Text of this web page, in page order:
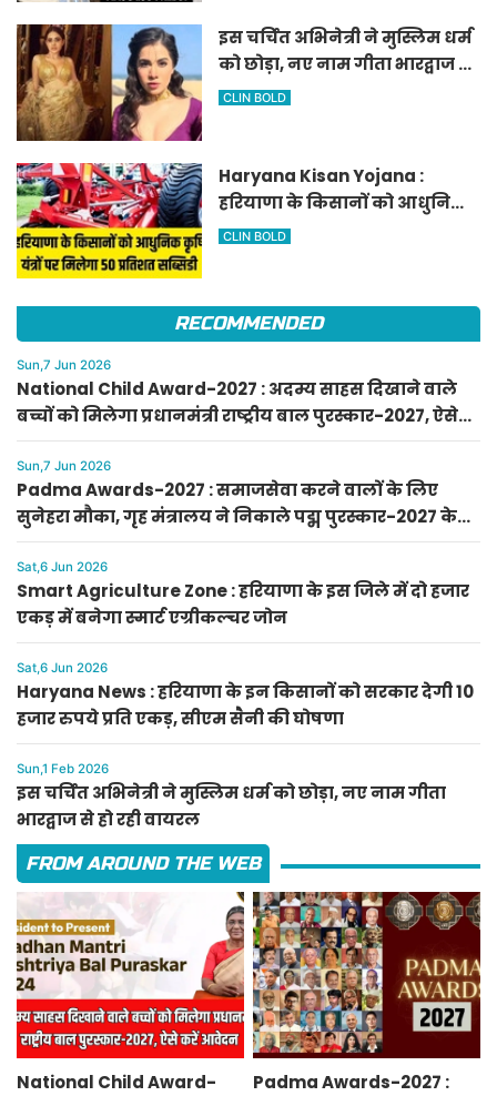
इस चर्चित अभिनेत्री ने मुस्लिम धर्म
को छोड़ा, नए नाम गीता भारद्वाज से
हो रही वायरल
CLIN BOLD
Haryana Kisan Yojana :
हरियाणा के किसानों को आधुनिक
कृषि यंत्रों पर मिलेगा 50 प्रतिशत
CLIN BOLD
RECOMMENDED
Sun,7 Jun 2026
National Child Award-2027 : अदम्य साहस दिखाने वाले
बच्चों को मिलेगा प्रधानमंत्री राष्ट्रीय बाल पुरस्कार-2027, ऐसे
करें आवेदन
Sun,7 Jun 2026
Padma Awards-2027 : समाजसेवा करने वालों के लिए
सुनेहरा मौका, गृह मंत्रालय ने निकाले पद्म पुरस्कार-2027 के
लिए आवेदन
Sat,6 Jun 2026
Smart Agriculture Zone : हरियाणा के इस जिले में दो हजार
एकड़ में बनेगा स्मार्ट एग्रीकल्चर जोन
Sat,6 Jun 2026
Haryana News : हरियाणा के इन किसानों को सरकार देगी 10
हजार रुपये प्रति एकड़, सीएम सैनी की घोषणा
Sun,1 Feb 2026
इस चर्चित अभिनेत्री ने मुस्लिम धर्म को छोड़ा, नए नाम गीता
भारद्वाज से हो रही वायरल
FROM AROUND THE WEB
National Child Award-
Padma Awards-2027 :